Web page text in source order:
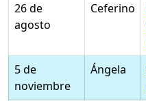
26 de
agosto
Ceferino
5 de
noviembre
Ángela